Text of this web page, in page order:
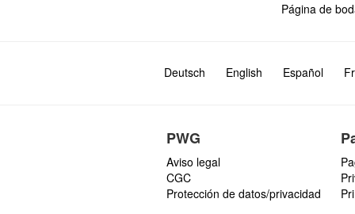
Página de
Deutsch English Español
PWG
Aviso legal
CGC
Protección de datos/privacidad